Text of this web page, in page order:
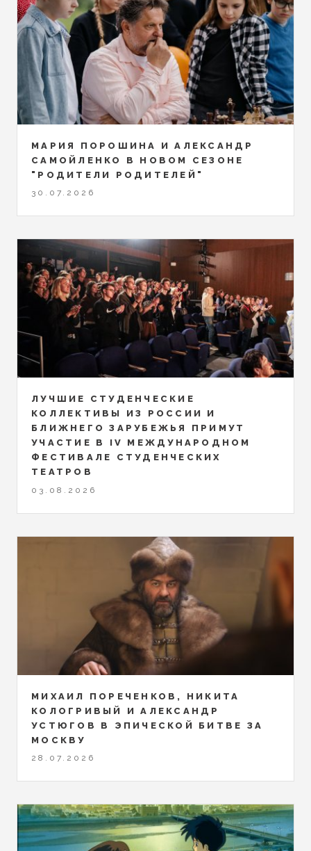
МАРИЯ ПОРОШИНА И АЛЕКСАНДР
САМОЙЛЕНКО В НОВОМ СЕЗОНЕ
"РОДИТЕЛИ РОДИТЕЛЕЙ"
30.07.2026
ЛУЧШИЕ СТУДЕНЧЕСКИЕ
КОЛЛЕКТИВЫ ИЗ РОССИИ И
БЛИЖНЕГО ЗАРУБЕЖЬЯ ПРИМУТ
УЧАСТИЕ В IV МЕЖДУНАРОДНОМ
ФЕСТИВАЛЕ СТУДЕНЧЕСКИХ
ТЕАТРОВ
03.08.2026
МИХАИЛ ПОРЕЧЕНКОВ, НИКИТА
КОЛОГРИВЫЙ И АЛЕКСАНДР
УСТЮГОВ В ЭПИЧЕСКОЙ БИТВЕ ЗА
МОСКВУ
28.07.2026